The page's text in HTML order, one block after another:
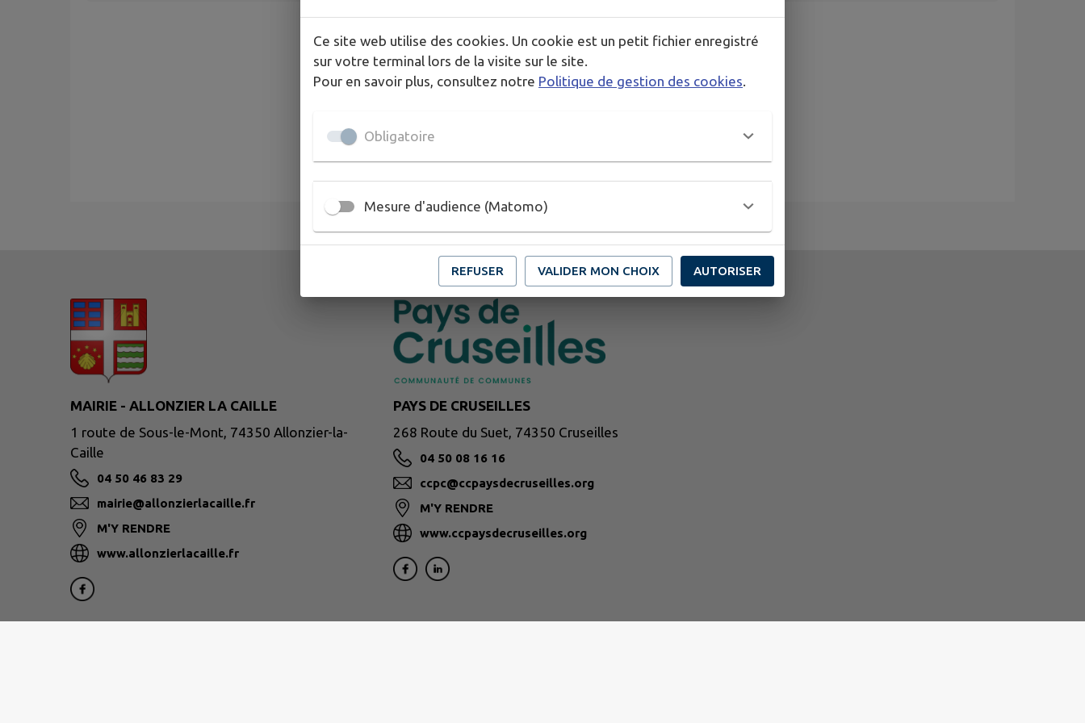
MAIRIE - ALLONZIER LA CAILLE
1 route de Sous-le-Mont, 74350 Allonzier-la-
Caille
04 50 46 83 29
mairie@allonzierlacaille.fr
M'Y RENDRE
www.allonzierlacaille.fr
PAYS DE CRUSEILLES
268 Route du Suet, 74350 Cruseilles
04 50 08 16 16
ccpc@ccpaysdecruseilles.org
M'Y RENDRE
www.ccpaysdecruseilles.org
Ce site web utilise des cookies. Un cookie est un petit fichier enregistré
sur votre terminal lors de la visite sur le site.
Pour en savoir plus, consultez notre Politique de gestion des cookies
Obligatoire
Mesure d'audience (Matomo)
REFUSER VALIDER MON CHOIX AUTORISER